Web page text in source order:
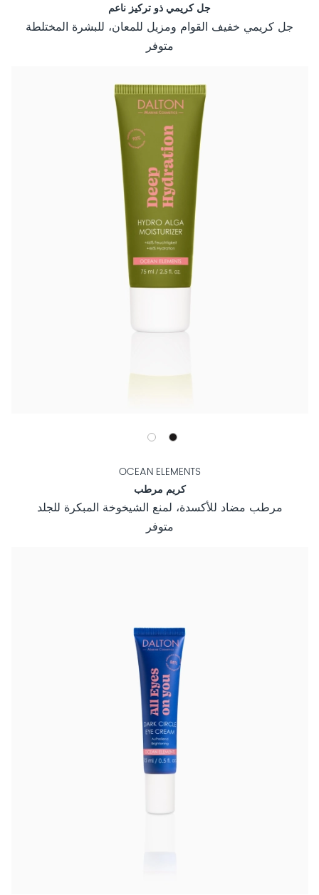
جل كريمي ذو تركيز ناعم
جل كريمي خفيف القوام ومزيل للمعان، للبشرة المختلطة
متوفر
OCEAN ELEMENTS
كريم مرطب
مرطب مضاد للأكسدة، لمنع الشيخوخة المبكرة للجلد
متوفر